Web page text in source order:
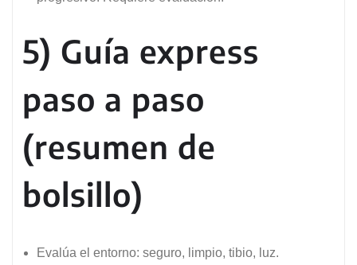
5) Guía express
paso a paso
(resumen de
bolsillo)
Evalúa el entorno: seguro, limpio, tibio, luz.